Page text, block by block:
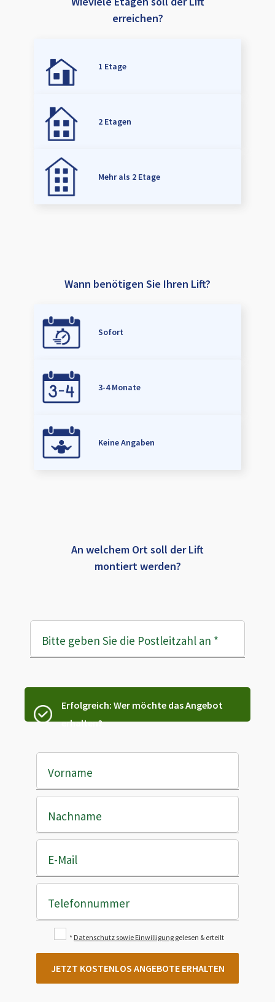
erreichen?
1 Etage
2 Etagen
Mehr als 2 Etage
Wann benötigen Sie Ihren Lift?
Sofort
3-4 Monate
Keine Angaben
An welchem Ort soll der Lift
montiert werden?
Bitte geben Sie die Postleitzahl an *
Erfolgreich: Wer möchte das Angebot
erhalten?
Vorname
Nachname
E-Mail
Telefonnummer
* Datenschutz sowie Einwilligung gelesen & erteilt
JETZT KOSTENLOS ANGEBOTE ERHALTEN